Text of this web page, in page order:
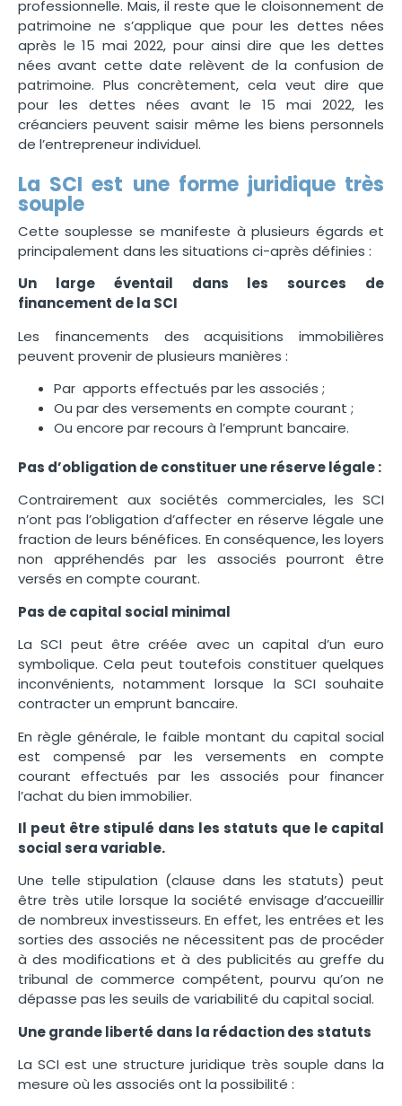
professionnelle. Mais, il reste que le cloisonnement de
patrimoine ne s’applique que pour les dettes nées
après le 15 mai 2022, pour ainsi dire que les dettes
nées avant cette date relèvent de la confusion de
patrimoine. Plus concrètement, cela veut dire que
pour les dettes nées avant le 15 mai 2022, les
créanciers peuvent saisir même les biens personnels
de l’entrepreneur individuel.
La SCI est une forme juridique très
souple
Cette souplesse se manifeste à plusieurs égards et
principalement dans les situations ci-après définies :
Un large éventail dans les sources de
financement de la SCI
Les financements des acquisitions immobilières
peuvent provenir de plusieurs manières :
Par apports effectués par les associés ;
Ou par des versements en compte courant ;
Ou encore par recours à l’emprunt bancaire.
Pas d’obligation de constituer une réserve légale :
Contrairement aux sociétés commerciales, les SCI
n’ont pas l’obligation d’affecter en réserve légale une
fraction de leurs bénéfices. En conséquence, les loyers
non appréhendés par les associés pourront être
versés en compte courant.
Pas de capital social minimal
La SCI peut être créée avec un capital d’un euro
symbolique. Cela peut toutefois constituer quelques
inconvénients, notamment lorsque la SCI souhaite
contracter un emprunt bancaire.
En règle générale, le faible montant du capital social
est compensé par les versements en compte
courant effectués par les associés pour financer
l’achat du bien immobilier.
Il peut être stipulé dans les statuts que le capital
social sera variable.
Une telle stipulation (clause dans les statuts) peut
être très utile lorsque la société envisage d’accueillir
de nombreux investisseurs. En effet, les entrées et les
sorties des associés ne nécessitent pas de procéder
à des modifications et à des publicités au greffe du
tribunal de commerce compétent, pourvu qu’on ne
dépasse pas les seuils de variabilité du capital social.
Une grande liberté dans la rédaction des statuts
La SCI est une structure juridique très souple dans la
mesure où les associés ont la possibilité :